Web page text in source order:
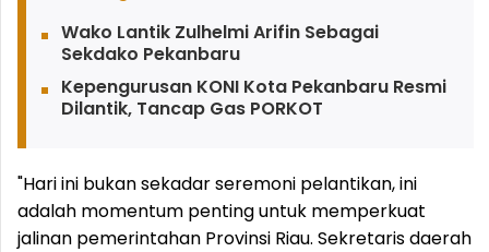
Wako Lantik Zulhelmi Arifin Sebagai
Sekdako Pekanbaru
Kepengurusan KONI Kota Pekanbaru Resmi
Dilantik, Tancap Gas PORKOT
"Hari ini bukan sekadar seremoni pelantikan, ini
adalah momentum penting untuk memperkuat
jalinan pemerintahan Provinsi Riau. Sekretaris daerah